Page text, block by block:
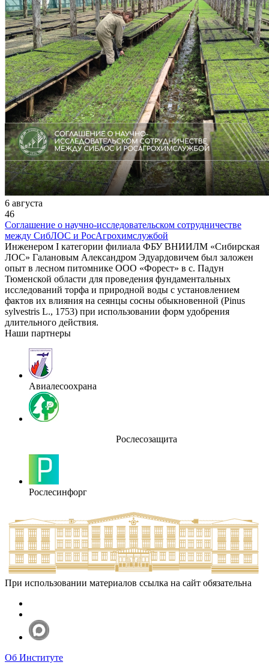
6 августа
46
Соглашение о научно-исследовательском сотрудничестве
между СибЛОС и РосАгрохимслужбой
Инженером I категории филиала ФБУ ВНИИЛМ «Сибирская
ЛОС» Галановым Александром Эдуардовичем был заложен
опыт в лесном питомнике ООО «Форест» в с. Падун
Тюменской области для проведения фундаментальных
исследований торфа и природной воды с установлением
фактов их влияния на сеянцы сосны обыкновенной (Pinus
sylvestris L., 1753) при использовании форм удобрения
длительного действия.
Наши партнеры
Авиалесоохрана
Рослесозащита
Рослесинфорг
При использовании материалов ссылка на сайт обязательна
Об Институте